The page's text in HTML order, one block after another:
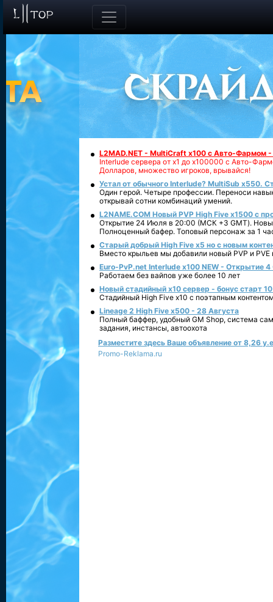
L2MAD.NET - MultiCraft x100 с Авто-Фармом
Interlude сервера от х1 до х100000 с Авто-
Долларов, множество игроков, врывайся!
Устал от обычного Interlude? MultiSub x550.
Один герой. Четыре профессии. Переноси
открывай сотни комбинаций умений.
L2NAME.COM Новый PVP High Five x1500 с
Открытие 24 Июля в 20:00 (МСК +3 GMT).
Полноценный бафер. Топовый персонаж за 1
Старый добрый High Five x5 но с новым
Вместо крыльев мы добавили новый PVP и PVE
Euro-PvP.net Interlude х100 NEW - Открытие 4
Работаем без вайпов уже более 10 лет
Новый стадийный х10 сервер - бонус старт
Стадийный High Five x10 с поэтапным
Lineage 2 High Five x500 - 28 Августа
Полный баффер, удобный GM Shop, система
задания, инстансы, автоохота
Разместите здесь Ваше объявление от 8,26
Promo-Reklama.ru